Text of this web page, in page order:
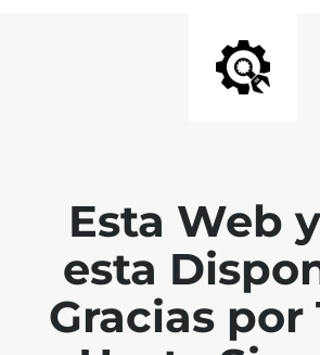
Esta Web
esta
Gracias por